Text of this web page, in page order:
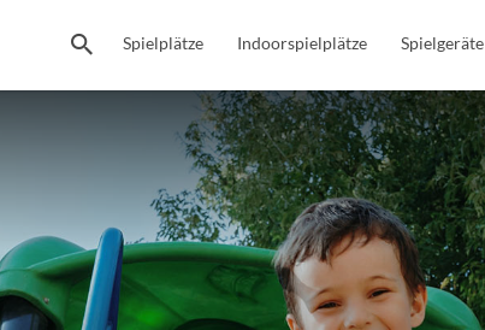
Spielplätze Indoorspielplätze Spielgeräte